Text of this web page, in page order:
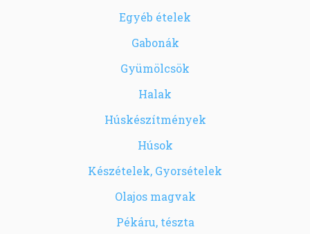
Egyéb ételek
Gabonák
Gyümölcsök
Halak
Húskészítmények
Húsok
Készételek, Gyorsételek
Olajos magvak
Pékáru, tészta